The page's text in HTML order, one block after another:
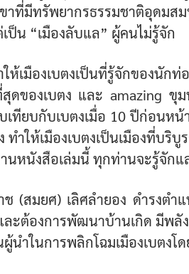
ขาที่มีทรัพยากรธรรมชาติอุด
ป็น “เมืองลับแล” ผู้คนไม่รู้จัก
ให้เมืองเบตงเป็นที่รู้จักของนัก
ดของเบตง และ amazing ขุม
เทียบกับเบตงเมื่อ 10 ปีก่อนห
ทำให้เมืองเบตงเป็นเมืองที่บ
านหนังสือเล่มนี้ ทุกท่านจะรู้จัก
ช (สมยศ) เลิศลำยอง ดำรงต
ะต้องการพัฒนาบ้านเกิด มีพลั
ผู้นำในการพลิกโฉมเมืองเบต